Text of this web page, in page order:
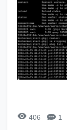
 406  1